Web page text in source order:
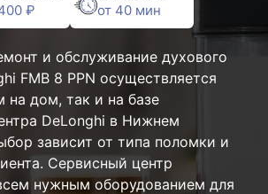
₽ от 40 мин
и обслуживание духового
FMB 8 PPN осуществляется
на дом, так и на базе
DeLonghi в Нижнем
зависит от типа поломки и
Сервисный центр
нужным оборудованием для